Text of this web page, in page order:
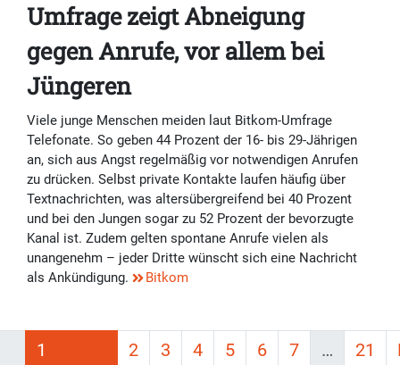
Umfrage zeigt Abneigung
gegen Anrufe, vor allem bei
Jüngeren
Viele junge Menschen meiden laut Bitkom-Umfrage
Telefonate. So geben 44 Prozent der 16- bis 29-Jährigen
an, sich aus Angst regelmäßig vor notwendigen Anrufen
zu drücken. Selbst private Kontakte laufen häufig über
Textnachrichten, was altersübergreifend bei 40 Prozent
und bei den Jungen sogar zu 52 Prozent der bevorzugte
Kanal ist. Zudem gelten spontane Anrufe vielen als
unangenehm – jeder Dritte wünscht sich eine Nachricht
als Ankündigung.
Bitkom
1
2 3 4 5 6 7 … 21